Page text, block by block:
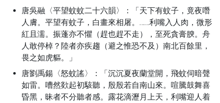
唐吳融〈平望蚊蚊二十六韻〉：「天下有蚊子，竟夜噆
人膚。平望有蚊子，白畫來相屠。……利嘴入人肉，微形
紅且濡。振蓬亦不懼（趕也趕不走），至死貪膏腴。舟
人敢停棹？陸者亦疾趨（避之惟恐不及）南北百餘里，
畏之如虎貙。」
唐劉禹鍚〈怒蚊謠〉：「沉沉夏夜蘭堂開，飛蚊伺暗聲
如雷。嘈然欻起初駭聽，殷殷若自南山來。喧騰鼓舞喜
昏黑，昧者不分聽者感。露花滴瀝月上天，利嘴迎人着